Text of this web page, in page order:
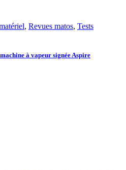
, Revues matos, Tests
à vapeur signée Aspire